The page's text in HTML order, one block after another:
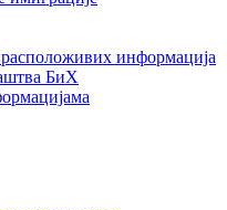
информација
БиХ